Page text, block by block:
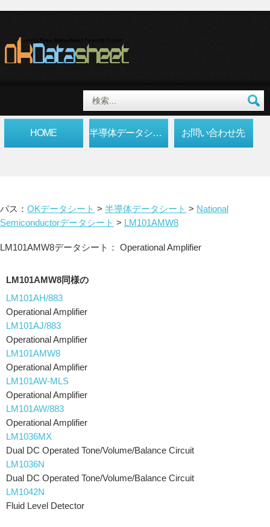
HOME 半導体データシート お問い合わせ先
パス： OKデータシート > 半導体データシート > National
Semiconductorデータシート > LM101AMW8
LM101AMW8データシート： Operational Amplifier
LM101AMW8同様の
LM101AH/883
Operational Amplifier
LM101AJ/883
Operational Amplifier
LM101AMW8
Operational Amplifier
LM101AW-MLS
Operational Amplifier
LM101AW/883
Operational Amplifier
LM1036MX
Dual DC Operated Tone/Volume/Balance Circuit
LM1036N
Dual DC Operated Tone/Volume/Balance Circuit
LM1042N
Fluid Level Detector